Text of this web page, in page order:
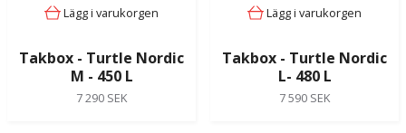
Lägg i varukorgen
Takbox - Turtle Nordic
M - 450 L
7 290 SEK
Lägg i varukorgen
Takbox - Turtle Nordic
L- 480 L
7 590 SEK